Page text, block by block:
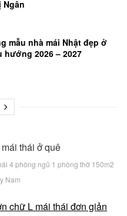
Ngân
mẫu nhà mái Nhật đẹp ở
hướng 2026 – 2027
4 phòng ngủ 1 phòng thờ 150m2
Nam
chữ L mái thái đơn giản